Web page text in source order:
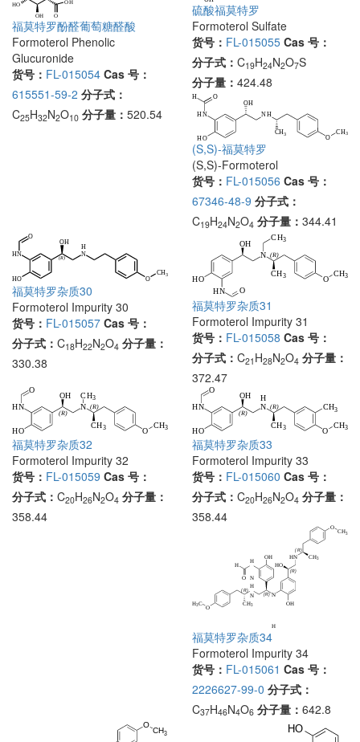
福莫特罗酚醛葡萄糖醛酸
Formoterol Phenolic
Glucuronide
货号： FL-015054 Cas 号：
615551-59-2 分子式：
C25H32N2O10 分子量： 520.54
硫酸福莫特罗
Formoterol Sulfate
货号： FL-015055 Cas 号：
分子式： C19H24N2O7S
分子量： 424.48
(S,S)-福莫特罗
(S,S)-Formoterol
货号： FL-015056 Cas 号：
67346-48-9 分子式：
C19H24N2O4 分子量： 344.41
福莫特罗杂质30
Formoterol Impurity 30
货号： FL-015057 Cas 号：
分子式： C18H22N2O4 分子量：
330.38
福莫特罗杂质31
Formoterol Impurity 31
货号： FL-015058 Cas 号：
分子式： C21 H28N2O4 分子量：
372.47
福莫特罗杂质32
Formoterol Impurity 32
货号： FL-015059 Cas 号：
分子式： C20H26N2O4 分子量：
358.44
福莫特罗杂质33
Formoterol Impurity 33
货号： FL-015060 Cas 号：
分子式： C20H26N2O4 分子量：
358.44
福莫特罗杂质34
Formoterol Impurity 34
货号： FL-015061 Cas 号：
2226627-99-0 分子式：
C37H46N4O6 分子量： 642.8